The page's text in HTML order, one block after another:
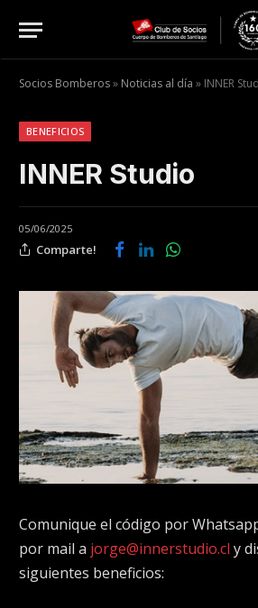
Socios Bomberos» Noticias al día » INNER
BENEFICIOS
INNER Studio
05/06/2025
Comparte!
Comunique el código por
por mail a jorge@innerstudio.cl y
siguientes beneficios: